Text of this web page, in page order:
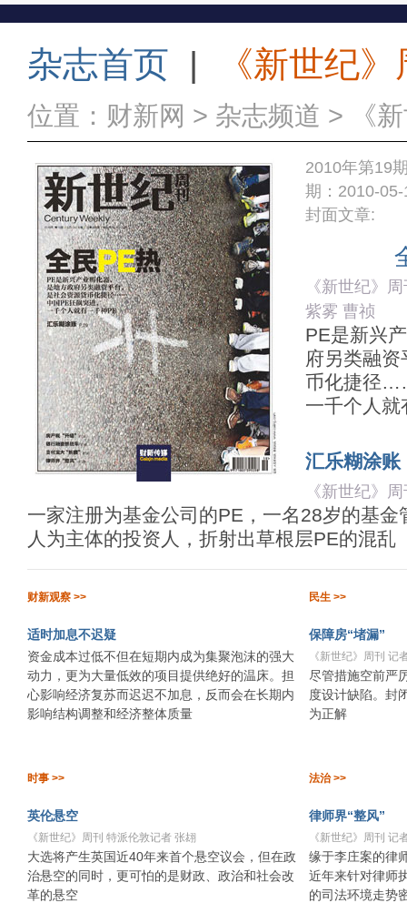
杂志首页 | 《新世纪
位置： 财新网 > 杂志频道 > 《
2010年第
期：2010-05-
封面文章:
《新世纪》
紫雾 曹祯
PE是新兴
府另类融
币化捷径
一千个人就
汇乐糊涂账
《新世纪》
一家注册为基金公司的PE，一名28岁的基金
人为主体的投资人，折射出草根层PE的混乱
财新观察 >>
适时加息不迟疑
资金成本过低不但在短期内成为集聚泡沫的强大
动力，更为大量低效的项目提供绝好的温床。担
心影响经济复苏而迟迟不加息，反而会在长期内
影响结构调整和经济整体质量
时事 >>
英伦悬空
《新世纪》周刊 特派伦敦记者 张翃
大选将产生英国近40年来首个悬空议会，但在政
治悬空的同时，更可怕的是财政、政治和社会改
革的悬空
民生 >>
保障房“堵漏”
《新世纪》周刊 记
尽管措施空前严
度设计缺陷。封
为正解
法治 >>
律师界“整风”
《新世纪》周刊 记
缘于李庄案的律
近年来针对律师
的司法环境走势